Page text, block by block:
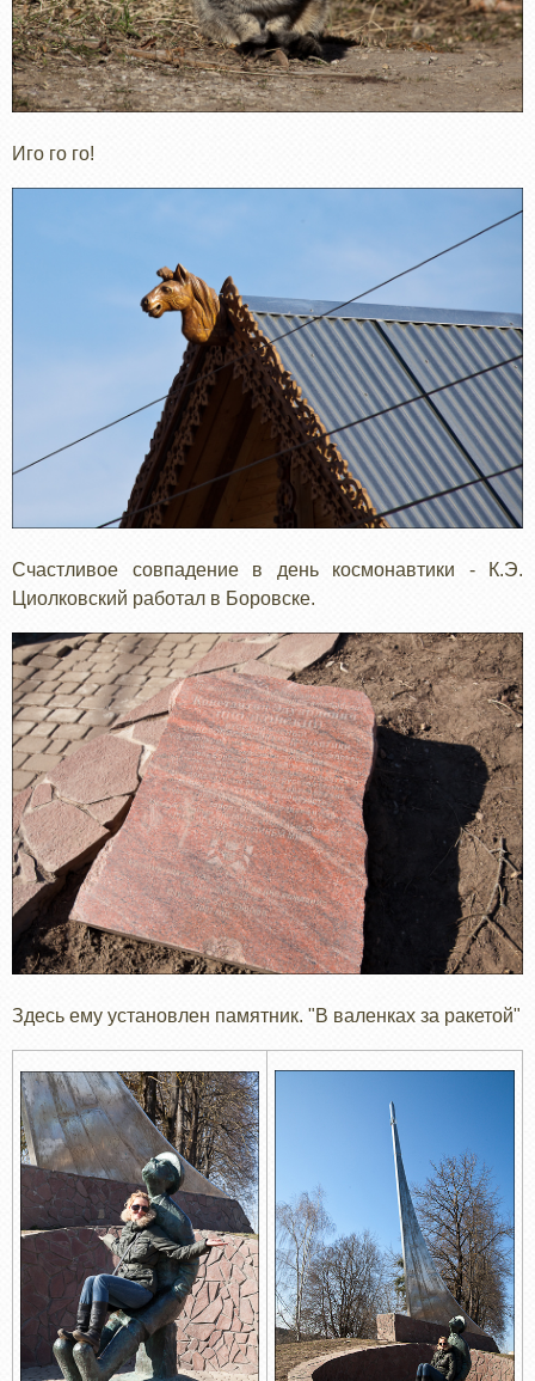
Иго го го!
Счастливое совпадение в день космонавтики - К.Э.
Циолковский работал в Боровске.
Здесь ему установлен памятник. "В валенках за ракетой"